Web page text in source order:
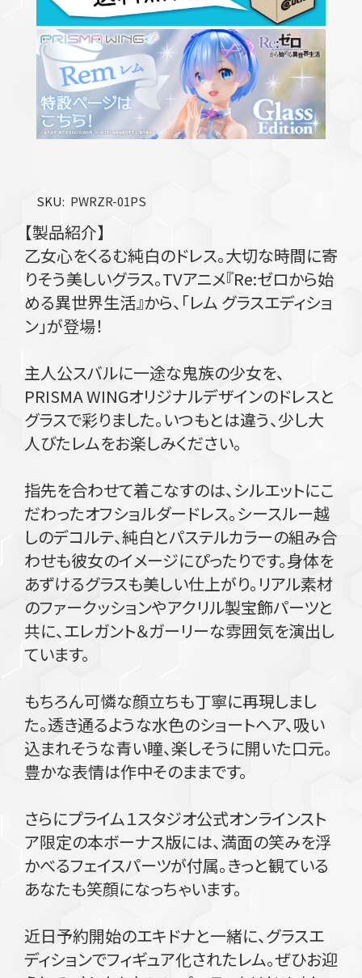
SKU PWRZR-01PS
【製品紹介】
乙女心をくるむ純白のドレス。大切な時間に寄
りそう美しいグラス。TVアニメ『Re:ゼロから始
める異世界生活』から、「レム グラスエディショ
ン」が登場！
主人公スバルに一途な鬼族の少女を、
PRISMA WINGオリジナルデザインのドレスと
グラスで彩りました。いつもとは違う、少し大
人びたレムをお楽しみください。
指先を合わせて着こなすのは、シルエットにこ
だわったオフショルダードレス。シースルー越
しのデコルテ、純白とパステルカラーの組み合
わせも彼女のイメージにぴったりです。身体を
あずけるグラスも美しい仕上がり。リアル素材
のファークッションやアクリル製宝飾パーツと
共に、エレガント＆ガーリーな雰囲気を演出し
ています。
もちろん可憐な顔立ちも丁寧に再現しまし
た。透き通るような水色のショートヘア、吸い
込まれそうな青い瞳、楽しそうに開いた口元。
豊かな表情は作中そのままです。
さらにプライム１スタジオ公式オンラインスト
ア限定の本ボーナス版には、満面の笑みを浮
かべるフェイスパーツが付属。きっと観ている
あなたも笑顔になっちゃいます。
近日予約開始のエキドナと一緒に、グラスエ
ディションでフィギュア化されたレム。ぜひお迎